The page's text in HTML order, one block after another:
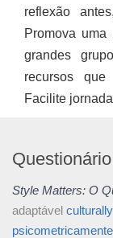
reflexão
Promova
grandes
recursos
Facilite
Style Matters: O
adaptável
psicometricamente